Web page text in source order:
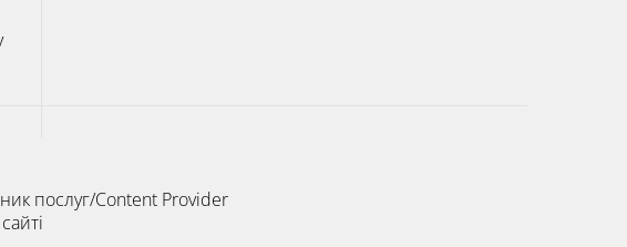
послуг/Content Provider